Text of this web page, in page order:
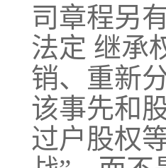
司章程另
法定 继承
销、重新
该事先和
过户股权